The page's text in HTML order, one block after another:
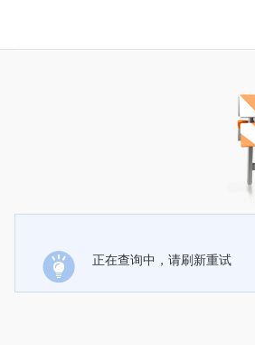
正在查询中，请刷新重试